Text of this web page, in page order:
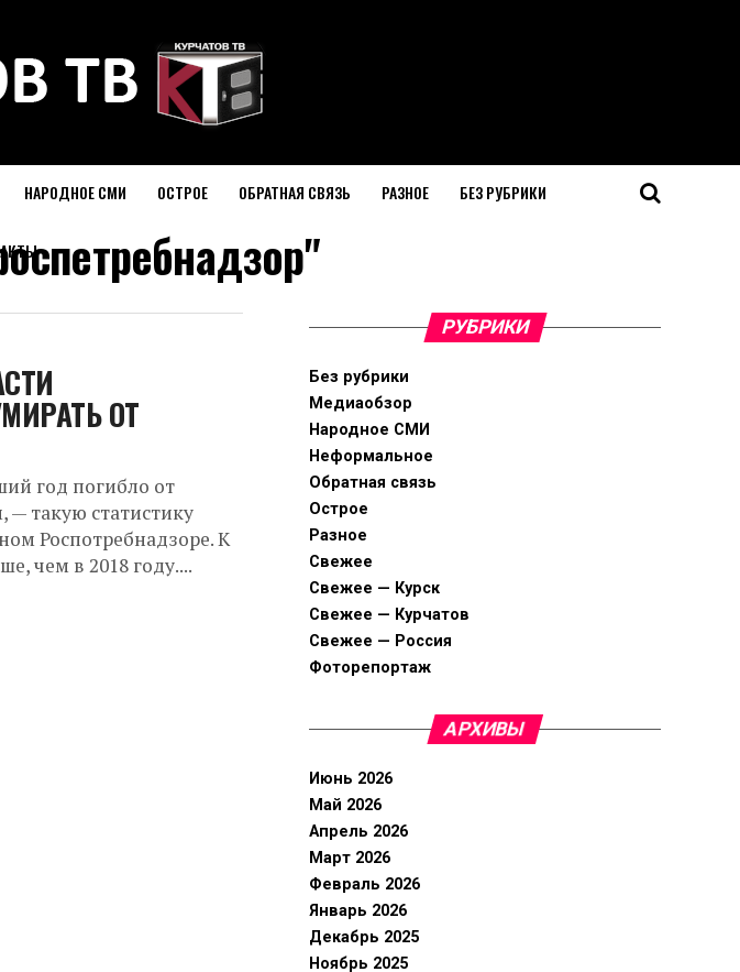
НАРОДНОЕ СМИ ОСТРОЕ ОБРАТНАЯ СВЯЗЬ РАЗНОЕ БЕЗ РУБРИКИ
ОТ
год погибло от
— такую статистику
Роспотребнадзоре. К
чем в 2018 году....
РУБРИКИ
Без рубрики
Медиаобзор
Народное СМИ
Неформальное
Обратная связь
Острое
Разное
Свежее
Свежее — Курск
Свежее — Курчатов
Свежее — Россия
Фоторепортаж
АРХИВЫ
Июнь 2026
Май 2026
Апрель 2026
Март 2026
Февраль 2026
Январь 2026
Декабрь 2025
Ноябрь 2025